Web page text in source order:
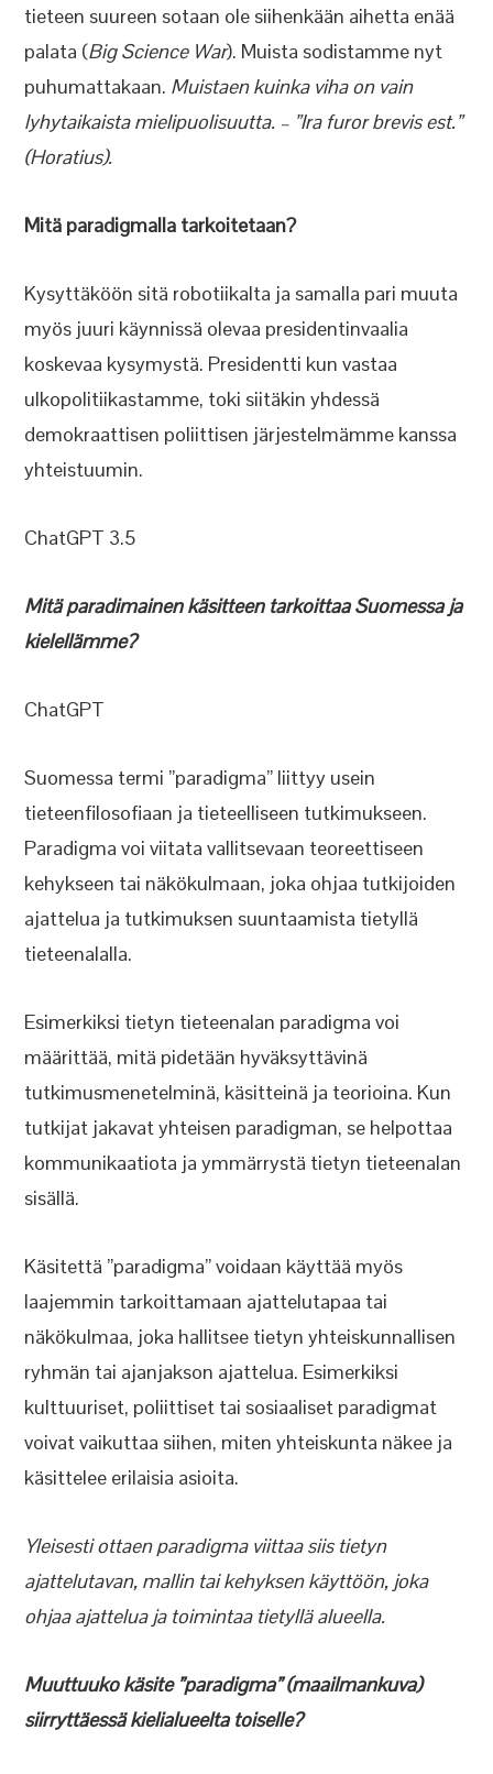
tieteen suureen sotaan ole siihenkään aihetta enää
palata (Big Science War). Muista sodistamme nyt
puhumattakaan. Muistaen kuinka viha on vain
lyhytaikaista mielipuolisuutta. – ”Ira furor brevis est.”
(Horatius).
Mitä paradigmalla tarkoitetaan?
Kysyttäköön sitä robotiikalta ja samalla pari muuta
myös juuri käynnissä olevaa presidentinvaalia
koskevaa kysymystä. Presidentti kun vastaa
ulkopolitiikastamme, toki siitäkin yhdessä
demokraattisen poliittisen järjestelmämme kanssa
yhteistuumin.
ChatGPT 3.5
Mitä paradimainen käsitteen tarkoittaa Suomessa ja
kielellämme?
ChatGPT
Suomessa termi ”paradigma” liittyy usein
tieteenfilosofiaan ja tieteelliseen tutkimukseen.
Paradigma voi viitata vallitsevaan teoreettiseen
kehykseen tai näkökulmaan, joka ohjaa tutkijoiden
ajattelua ja tutkimuksen suuntaamista tietyllä
tieteenalalla.
Esimerkiksi tietyn tieteenalan paradigma voi
määrittää, mitä pidetään hyväksyttävinä
tutkimusmenetelminä, käsitteinä ja teorioina. Kun
tutkijat jakavat yhteisen paradigman, se helpottaa
kommunikaatiota ja ymmärrystä tietyn tieteenalan
sisällä.
Käsitettä ”paradigma” voidaan käyttää myös
laajemmin tarkoittamaan ajattelutapaa tai
näkökulmaa, joka hallitsee tietyn yhteiskunnallisen
ryhmän tai ajanjakson ajattelua. Esimerkiksi
kulttuuriset, poliittiset tai sosiaaliset paradigmat
voivat vaikuttaa siihen, miten yhteiskunta näkee ja
käsittelee erilaisia asioita.
Yleisesti ottaen paradigma viittaa siis tietyn
ajattelutavan, mallin tai kehyksen käyttöön, joka
ohjaa ajattelua ja toimintaa tietyllä alueella.
Muuttuuko käsite ”paradigma” (maailmankuva)
siirryttäessä kielialueelta toiselle?